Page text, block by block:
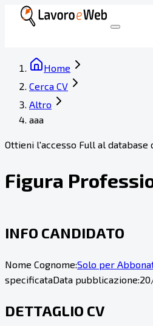
Home
Cerca CV
Altro
aaa
Ottieni l'accesso Full al database
Figura
INFO CANDIDATO
Nome Cognome:Solo per
specificataData pubblicazione:
DETTAGLIO CV